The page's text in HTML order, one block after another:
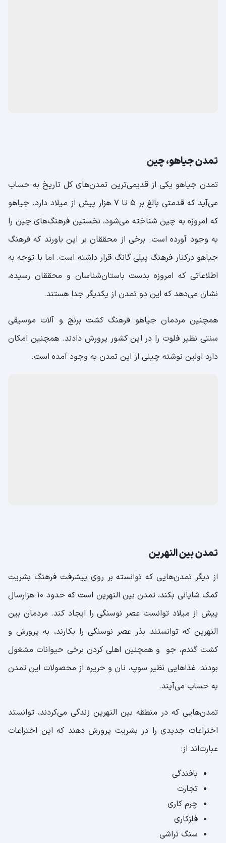
تمدن جیاهو، چین
تمدن جیاهو یکی از قدیمی‌ترین تمدن‌های کل تاریخ به حساب
می‌آید که قدمتی بالغ بر 5 تا 7 هزار پیش از میلاد دارد. جیاهو
که امروزه به چین شناخته می‌شود، نخستین فرهنگ‌های چین را
به وجود آورده است. برخی از محققان بر این باورند که فرهنگ
جیاهو درکنار فرهنگ پیلی گانگ قرار داشته است. اما با توجه به
اطلاعاتی که امروزه بدست باستان‌شناسان و محققان رسیده،
نشان می‌دهد که این دو تمدن از یکدیگر جدا هستند.
همچنین مردمان جیاهو فرهنگ کشت برنج و آلات موسیقی
سنتی نظیر فلوت را در این کشور پرورش دادند. همچنین امکان
دارد اولین نوشته چینی از این تمدن به وجود آمده است.
تمدن بین النهرین
از دیگر تمدن‌هایی که توانسته بر روی پیشرفت فرهنگ بشریت
کمک شایانی بکند، تمدن بین النهرین است که حدود 10 هزارسال
پیش از میلاد توانست عصر نوسنگی را ایجاد کند. مردمان بین
النهرین که توانستند بذر عصر نوسنگی را بکارند، به پرورش و
کشت گندم، جو و همچنین اهلی کردن برخی حیوانات مشغول
بودند. غذاهایی نظیر سوپ، نان و حریره از محصولات این تمدن
به حساب می‌آیند.
تمدن‌هایی که در منطقه بین النهرین زندگی می‌کردند، توانستد
اختراعات جدیدی را در بشریت پرورش دهند که این اختراعات
عبارت‌اند از:
بافندگی
تجارت
چرم کاری
فلزکاری
سنگ تراشی